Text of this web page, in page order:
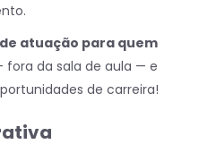
atuação para quem
fora da sala de aula — e
de carreira!